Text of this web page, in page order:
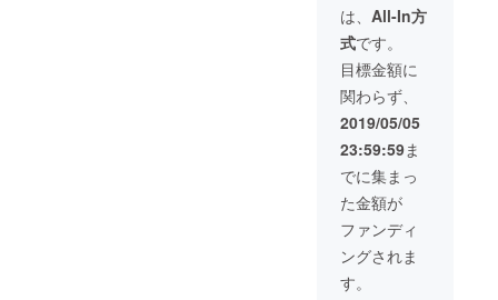
政治家
を巻き
込むの
にミラ
コはど
うして
いる
の？ ・
miraco
のパ
ワーポ
イント
と同じ
ような
ます。
都合に
より、
無料開
催のイ
ベント
ますの
で、予
承くだ
さい。
トは6月
ホル
ダーで
す。 守
秘義務
があり
ますの
で、ご
てお話
しいた
だけま
す。
9月：厚
労省の
待機児
童数発
表を受
けて
（予
定） ▼
毎日
ホー
ル：メ
ディア
と共に
子育て
を考え
記載方
法につ
きまし
ては、
サポー
ター企
業にて
選定い
ただい
たご担
当者と
メール
にてや
り取り
させて
年間、1
回ご利
用いた
だけま
す。 ※
開催日
時は別
途ご協
議くだ
さい。
開催会
場・集
客・東
京から
の交通
た天野
は、上
記の
テーマ
で企業
や団
体、自
治体で
講演を
実施
し、9割
以上の
方が
「満
足」と
は、 All-In方
式です。
目標金額に
関わらず、
2019/05/05
23:59:59ま
でに集まっ
た金額が
ファンディ
ングされま
す。